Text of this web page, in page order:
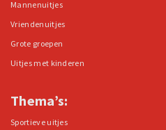
Mannenuitjes
Vriendenuitjes
Grote groepen
Uitjes met kinderen
Thema’s:
Sportieve uitjes